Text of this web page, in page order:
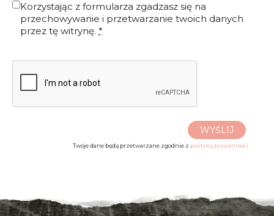
Korzystając z formularza zgadzasz się na
przechowywanie i przetwarzanie twoich danych
przez tę witrynę. *
WYŚLIJ
Twoje dane będą przetwarzane zgodnie z polityką prywatności.